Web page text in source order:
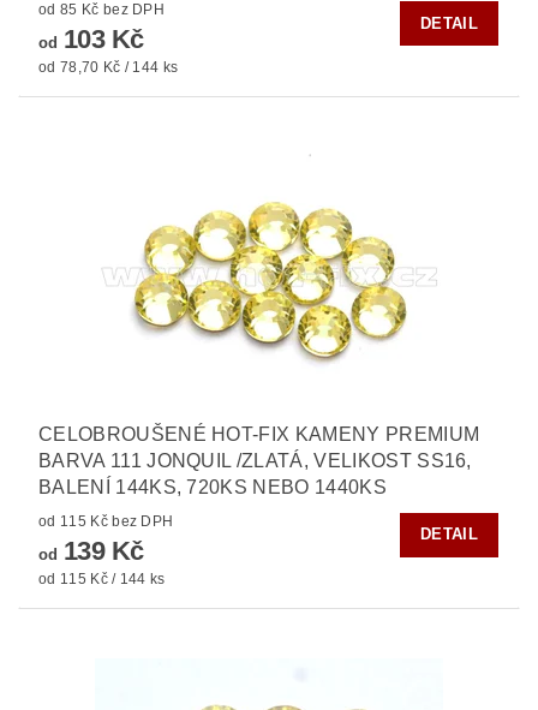
od 85 Kč bez DPH
od 103 Kč
od 78,70 Kč / 144 ks
DETAIL
CELOBROUŠENÉ HOT-FIX KAMENY PREMIUM
BARVA 111 JONQUIL /ZLATÁ, VELIKOST SS16,
BALENÍ 144KS, 720KS NEBO 1440KS
od 115 Kč bez DPH
od 139 Kč
od 115 Kč / 144 ks
DETAIL